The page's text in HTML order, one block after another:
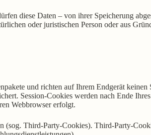
diese Daten – von ihrer Speicherung
oder juristischen Person oder aus
und richten auf Ihrem Endgerät
Session-Cookies werden nach Ende
Webbrowser erfolgt.
Third-Party-Cookies). Third-Party-